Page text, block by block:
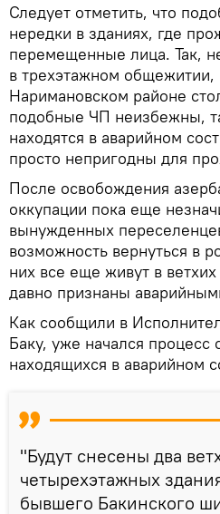
Следует отметить, что
нередки в зданиях, где
перемещенные лица. Так,
в трехэтажном
Наримановском районе
подобные ЧП неизбежны,
находятся в аварийном
просто непригодны для
После освобождения
оккупации пока еще
вынужденных
возможность вернуться в
них все еще живут в
давно признаны
Как сообщили в
Баку, уже начался
находящихся в аварийном
"Будут снесены два
четырехэтажных
бывшего Бакинского